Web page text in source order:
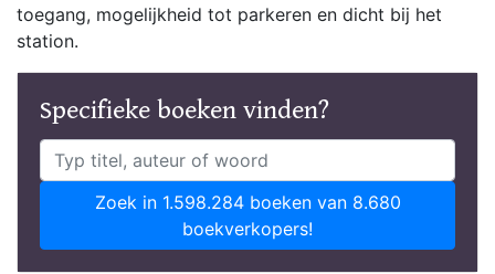
toegang, mogelijkheid tot parkeren en dicht bij het
station.
Specifieke boeken vinden?
Zoek in 1.598.284 boeken van 8.680
boekverkopers!